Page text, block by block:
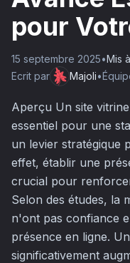
pour
15 septembre 2025•Mis
Ecrit par
Majoli•
Aperçu Un site
essentiel pour une
un levier stratégique
effet, établir une
crucial pour
Selon des études, la
n'ont pas confiance
présence en ligne.
significativement